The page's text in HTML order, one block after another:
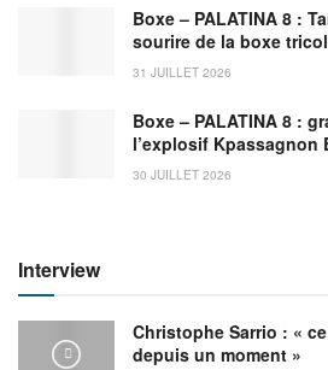
Boxe – PALATINA 8 :
sourire de la boxe
31 JUILLET 2026
Boxe – PALATINA 8 :
l’explosif Kpassagnon
30 JUILLET 2026
Interview
Christophe Sarrio : «
depuis un moment »